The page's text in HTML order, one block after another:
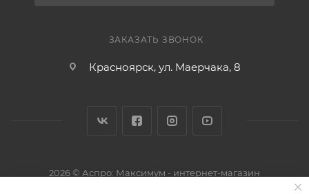
ЗАКАЗАТЬ ЗВОНОК
Красноярск, ул. Маерчака, 8
2026 © Аспро: Максимум - интернет-магазин